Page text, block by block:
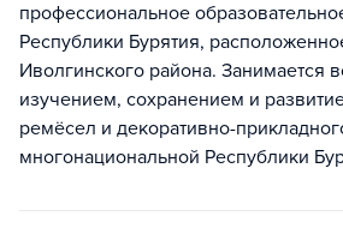
профессиональное
Республики Бурятия,
Иволгинского района. Занимается
изучением, сохранением и
ремёсел и декоративно-
многонациональной Республики